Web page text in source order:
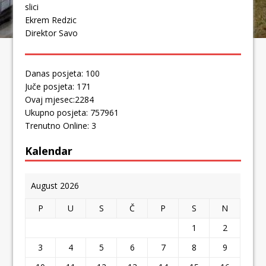
slici
Ekrem Redzic
Direktor Savo
Danas posjeta: 100
Juče posjeta: 171
Ovaj mjesec:2284
Ukupno posjeta: 757961
Trenutno Online: 3
Kalendar
August 2026
P
U S Č P S
N
1
2
3
4 5 6 7 8
9